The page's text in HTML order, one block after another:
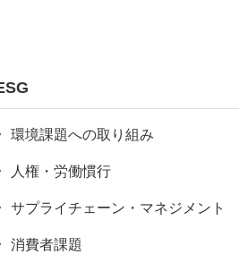
環境課題への取り組み
人権・労働慣行
サプライチェーン・マネジメント
消費者課題